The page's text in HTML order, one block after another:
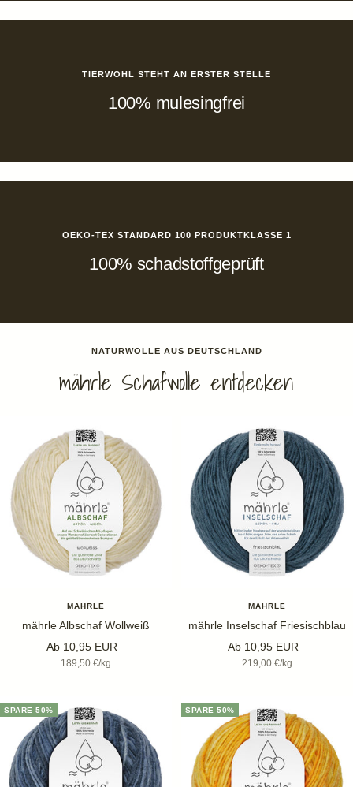
TIERWOHL STEHT AN ERSTER STELLE
100% mulesingfrei
OEKO-TEX STANDARD 100 PRODUKTKLASSE 1
100% schadstoffgeprüft
NATURWOLLE AUS DEUTSCHLAND
mährle Schafwolle entdecken
MÄHRLE
mährle Albschaf Wollweiß
Angebotspreis
Ab 10,95 EUR
189,50 €/kg
MÄHRLE
mährle Inselschaf Friesischblau
Angebotspreis
Ab 10,95 EUR
219,00 €/kg
SPARE 50% SPARE 50%